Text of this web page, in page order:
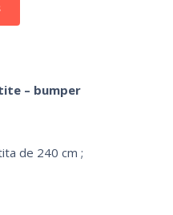
– bumper
de 240 cm ;